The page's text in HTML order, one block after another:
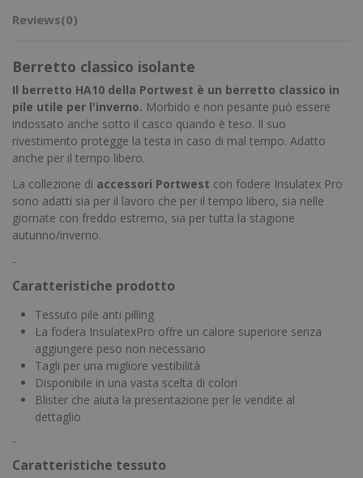
Reviews(0)
Berretto classico isolante
Il berretto HA10 della Portwest è un berretto classico in
pile utile per l'inverno. Morbido e non pesante può essere
indossato anche sotto il casco quando è teso. Il suo
rivestimento protegge la testa in caso di mal tempo. Adatto
anche per il tempo libero.
La collezione di accessori Portwest con fodere Insulatex Pro
sono adatti sia per il lavoro che per il tempo libero, sia nelle
giornate con freddo estremo, sia per tutta la stagione
autunno/inverno.
-
Caratteristiche prodotto
Tessuto pile anti pilling
La fodera InsulatexPro offre un calore superiore senza
aggiungere peso non necessario
Tagli per una migliore vestibilità
Disponibile in una vasta scelta di colori
Blister che aiuta la presentazione per le vendite al
dettaglio
-
Caratteristiche tessuto